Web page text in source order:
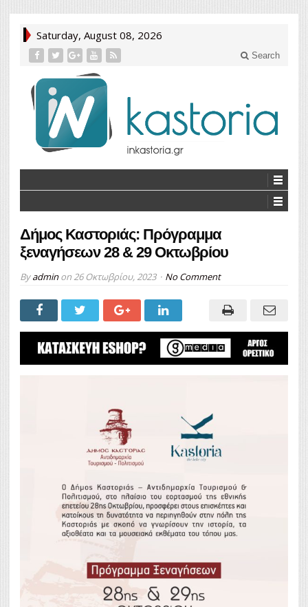
Saturday, August 08, 2026
Search
Δήμος Καστοριάς: Πρόγραμμα
ξεναγήσεων 28 & 29 Οκτωβρίου
Byadminon 26 Οκτωβρίου, 2023 No Comment